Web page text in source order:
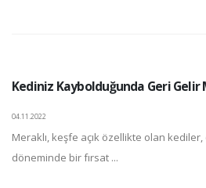
Kediniz Kaybolduğunda Geri Gelir
04.11.2022
Meraklı, keşfe açık özellikte olan kediler,
döneminde bir fırsat ...